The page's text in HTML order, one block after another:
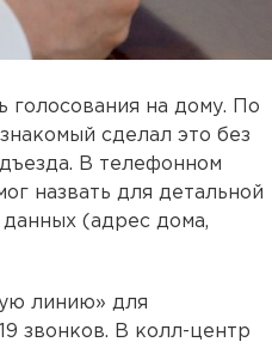
голосования на дому. По
сделал это без
В телефонном
назвать для детальной
(адрес дома,
линию» для
звонков. В колл-центр